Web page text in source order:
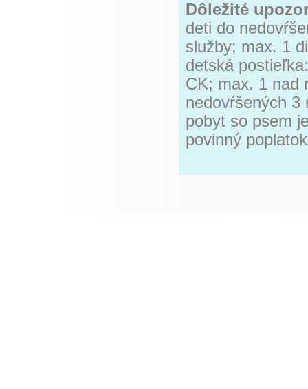
Dôležité
deti do
služby; max. 1
detská
CK; max. 1 nad
nedovŕšených 3
pobyt so psem
povinný